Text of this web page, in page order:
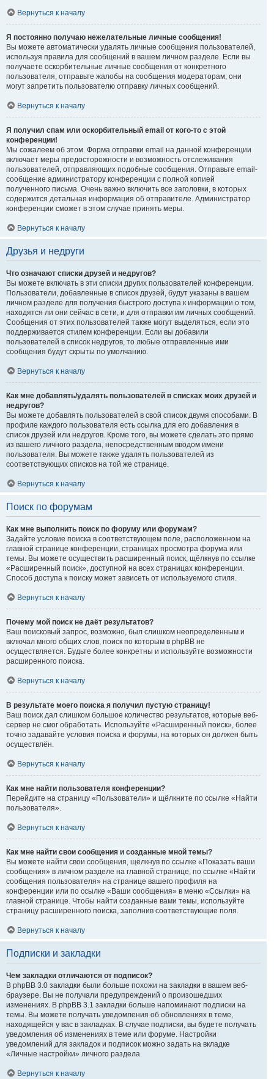
Вернуться к началу
Я постоянно получаю нежелательные личные сообщения!
Вы можете автоматически удалять личные сообщения пользователей,
используя правила для сообщений в вашем личном разделе. Если вы
получаете оскорбительные личные сообщения от конкретного
пользователя, отправьте жалобы на сообщения модераторам; они
могут запретить пользователю отправку личных сообщений.
Вернуться к началу
Я получил спам или оскорбительный email от кого-то с этой
конференции!
Мы сожалеем об этом. Форма отправки email на данной конференции
включает меры предосторожности и возможность отслеживания
пользователей, отправляющих подобные сообщения. Отправьте email-
сообщение администратору конференции с полной копией
полученного письма. Очень важно включить все заголовки, в которых
содержится детальная информация об отправителе. Администратор
конференции сможет в этом случае принять меры.
Вернуться к началу
Друзья и недруги
Что означают списки друзей и недругов?
Вы можете включать в эти списки других пользователей конференции.
Пользователи, добавленные в список друзей, будут указаны в вашем
личном разделе для получения быстрого доступа к информации о том,
находятся ли они сейчас в сети, и для отправки им личных сообщений.
Сообщения от этих пользователей также могут выделяться, если это
поддерживается стилем конференции. Если вы добавили
пользователей в список недругов, то любые отправленные ими
сообщения будут скрыты по умолчанию.
Вернуться к началу
Как мне добавлять/удалять пользователей в списках моих друзей и
недругов?
Вы можете добавлять пользователей в свой список двумя способами. В
профиле каждого пользователя есть ссылка для его добавления в
список друзей или недругов. Кроме того, вы можете сделать это прямо
из вашего личного раздела, непосредственным вводом имени
пользователя. Вы можете также удалять пользователей из
соответствующих списков на той же странице.
Вернуться к началу
Поиск по форумам
Как мне выполнить поиск по форуму или форумам?
Задайте условие поиска в соответствующем поле, расположенном на
главной странице конференции, страницах просмотра форума или
темы. Вы можете осуществить расширенный поиск, щёлкнув по ссылке
«Расширенный поиск», доступной на всех страницах конференции.
Способ доступа к поиску может зависеть от используемого стиля.
Вернуться к началу
Почему мой поиск не даёт результатов?
Ваш поисковый запрос, возможно, был слишком неопределённым и
включал много общих слов, поиск по которым в phpBB не
осуществляется. Будьте более конкретны и используйте возможности
расширенного поиска.
Вернуться к началу
В результате моего поиска я получил пустую страницу!
Ваш поиск дал слишком большое количество результатов, которые веб-
сервер не смог обработать. Используйте «Расширенный поиск», более
точно задавайте условия поиска и форумы, на которых он должен быть
осуществлён.
Вернуться к началу
Как мне найти пользователя конференции?
Перейдите на страницу «Пользователи» и щёлкните по ссылке «Найти
пользователя».
Вернуться к началу
Как мне найти свои сообщения и созданные мной темы?
Вы можете найти свои сообщения, щёлкнув по ссылке «Показать ваши
сообщения» в личном разделе на главной странице, по ссылке «Найти
сообщения пользователя» на странице вашего профиля на
конференции или по ссылке «Ваши сообщения» в меню «Ссылки» на
главной странице. Чтобы найти созданные вами темы, используйте
страницу расширенного поиска, заполнив соответствующие поля.
Вернуться к началу
Подписки и закладки
Чем закладки отличаются от подписок?
В phpBB 3.0 закладки были больше похожи на закладки в вашем веб-
браузере. Вы не получали предупреждений о произошедших
изменениях. В phpBB 3.1 закладки больше напоминают подписки на
темы. Вы можете получать уведомления об обновлениях в теме,
находящейся у вас в закладках. В случае подписки, вы будете получать
уведомления об изменениях в теме или форуме. Настройки
уведомлений для закладок и подписок можно задать на вкладке
«Личные настройки» личного раздела.
Вернуться к началу